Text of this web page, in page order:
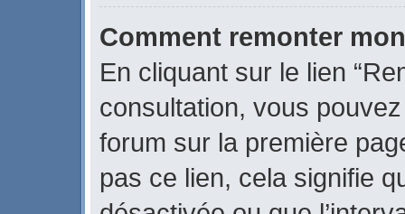
Comment remonter
En cliquant sur le lien
consultation, vous
forum sur la première
pas ce lien, cela signifie